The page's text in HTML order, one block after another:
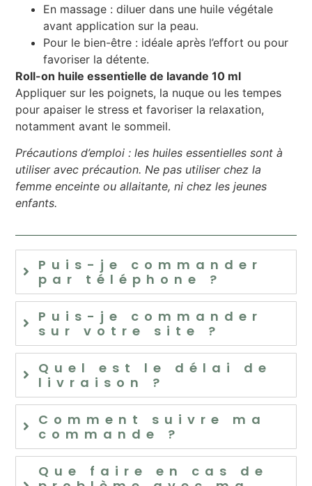
En massage : diluer dans une huile végétale
avant application sur la peau.
Pour le bien-être : idéale après l’effort ou pour
favoriser la détente.
Roll-on huile essentielle de lavande 10 ml
Appliquer sur les poignets, la nuque ou les tempes
pour apaiser le stress et favoriser la relaxation,
notamment avant le sommeil.
Précautions d’emploi : les huiles essentielles sont à
utiliser avec précaution. Ne pas utiliser chez la
femme enceinte ou allaitante, ni chez les jeunes
enfants.
Puis-je commander
par téléphone ?
Puis-je commander
sur votre site ?
Quel est le délai de
livraison ?
Comment suivre ma
commande ?
Que faire en cas de